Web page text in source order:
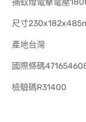
捕蚊燈電擊電壓
尺寸
產地台灣
國際條碼
檢驗碼R31400